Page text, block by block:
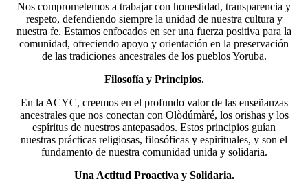
Nos comprometemos a trabajar con honestidad, transparencia y
respeto, defendiendo siempre la unidad de nuestra cultura y
nuestra fe. Estamos enfocados en ser una fuerza positiva para la
comunidad, ofreciendo apoyo y orientación en la preservación
de las tradiciones ancestrales de los pueblos Yoruba.
Filosofía y Principios.
En la ACYC, creemos en el profundo valor de las enseñanzas
ancestrales que nos conectan con Olòdúmàré, los orishas y los
espíritus de nuestros antepasados. Estos principios guían
nuestras prácticas religiosas, filosóficas y espirituales, y son el
fundamento de nuestra comunidad unida y solidaria.
Una Actitud Proactiva y Solidaria.